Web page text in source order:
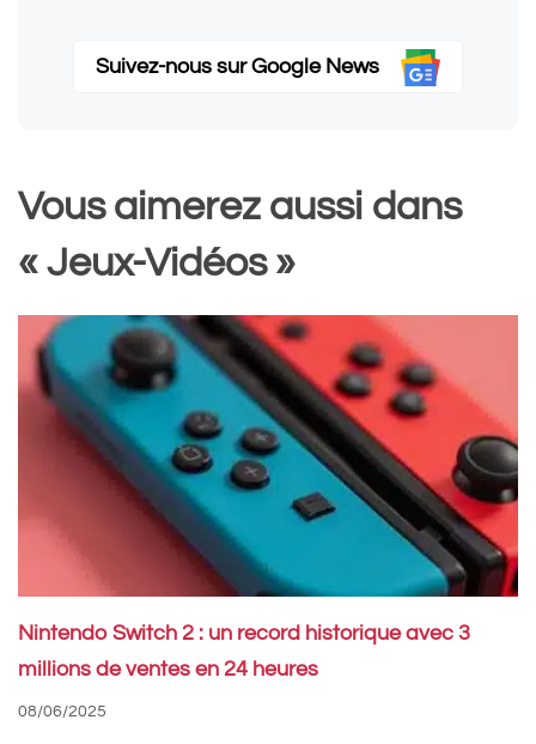
Suivez-nous sur Google News
Vous aimerez aussi dans
« Jeux-Vidéos »
Nintendo Switch 2 : un record historique avec 3
millions de ventes en 24 heures
08/06/2025